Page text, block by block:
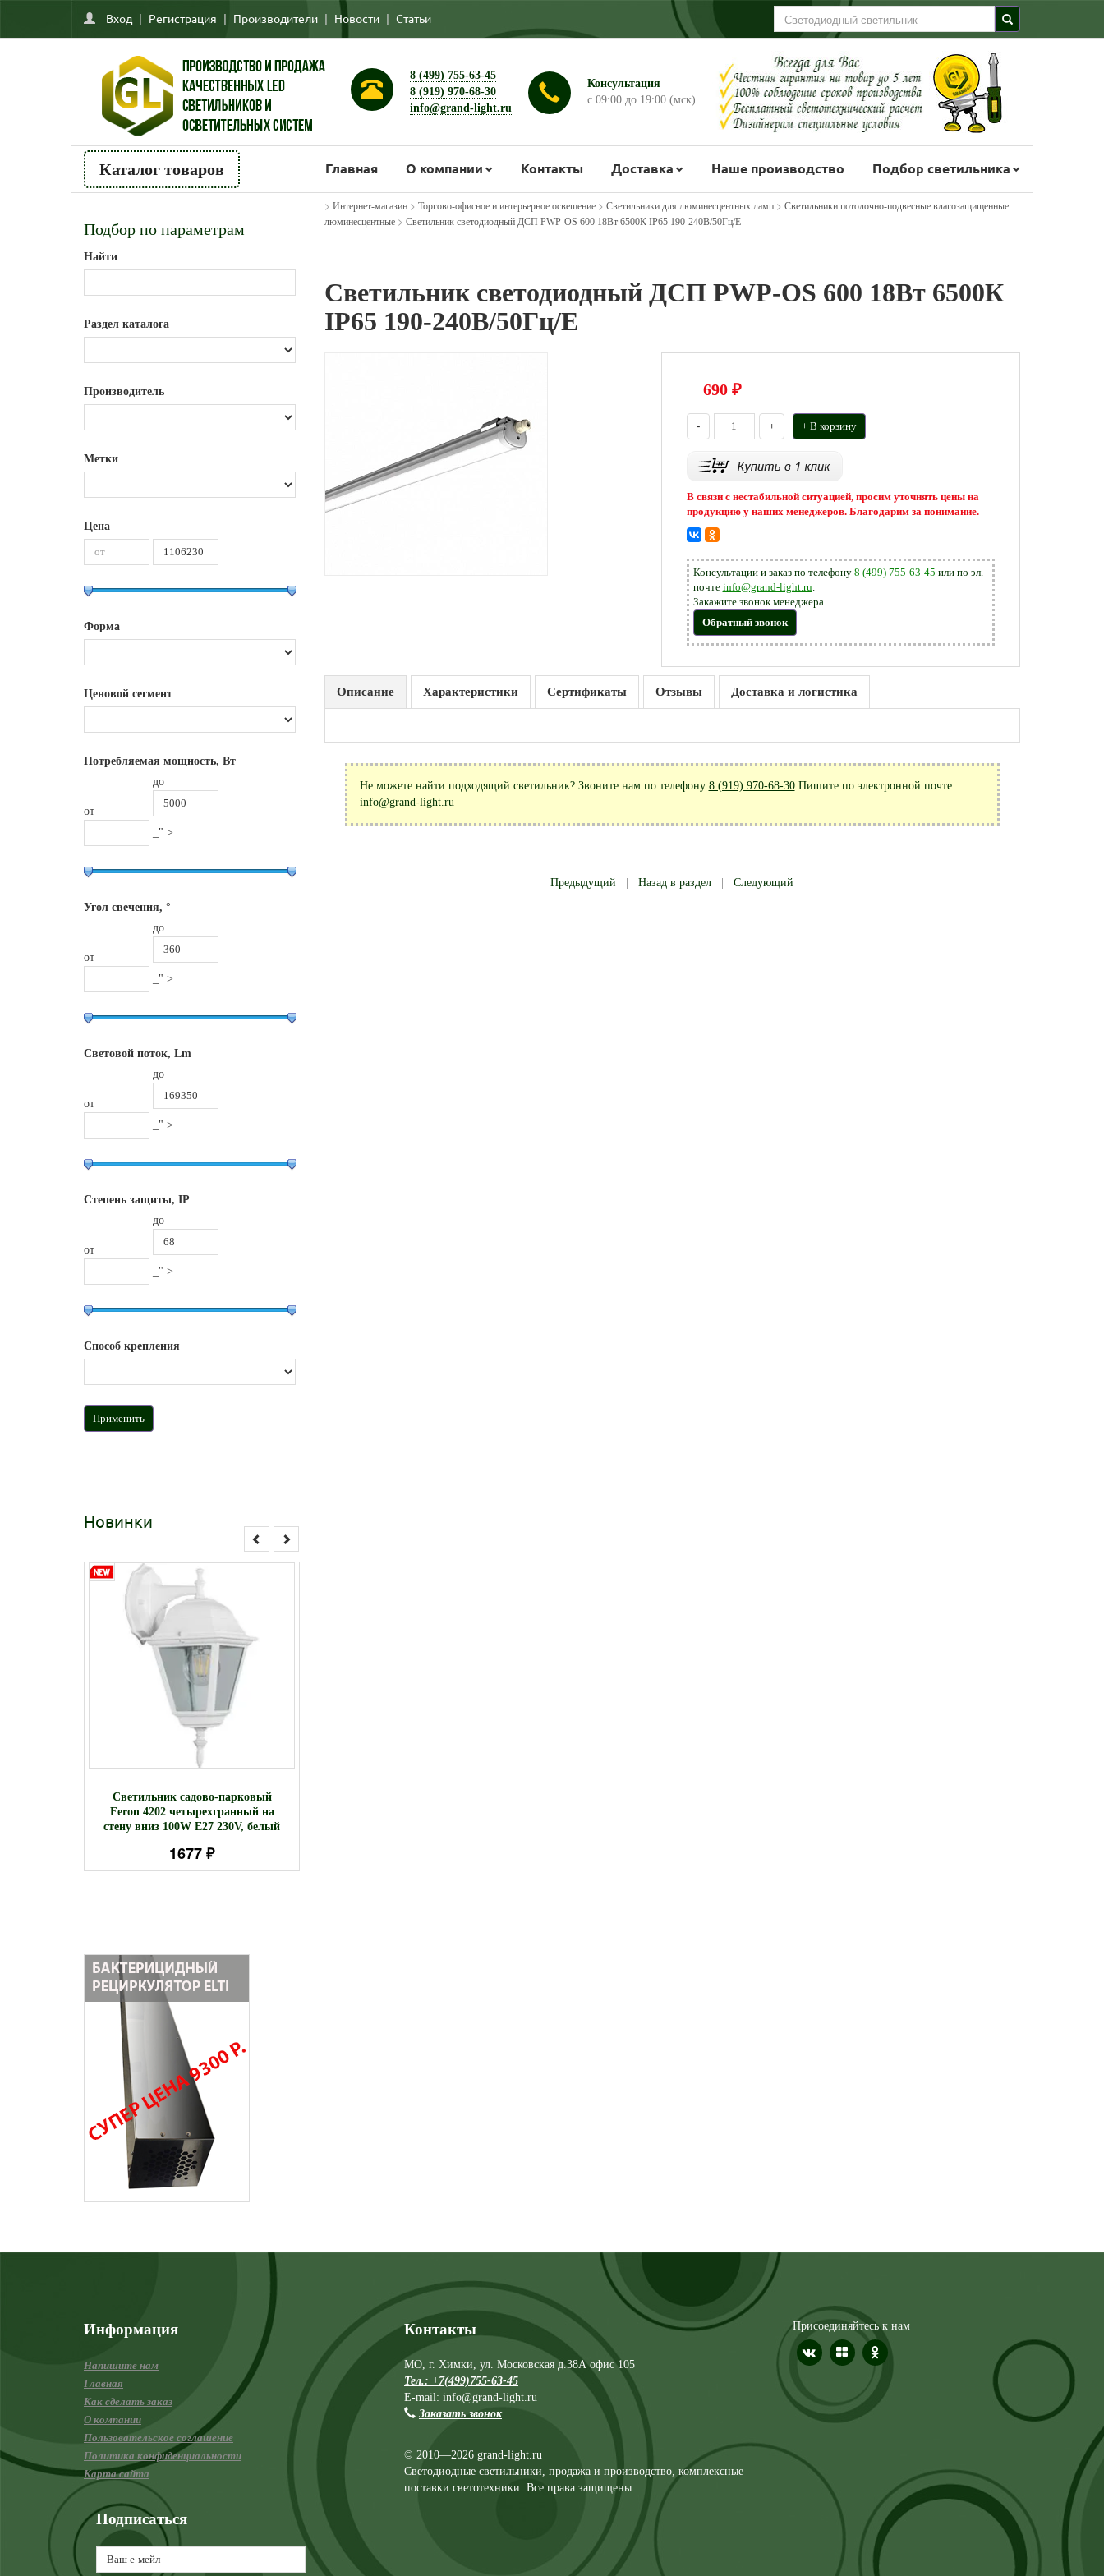
Вход | Регистрация | Производители | Новости | Статьи
8 (499) 755-63-45
8 (919) 970-68-30
info@grand-light.ru
Консультация
с 09:00 до 19:00 (мск)
Каталог товаров Главная О компании Контакты Доставка Наше производство Подбор светильника
Подбор по параметрам
Найти
Раздел каталога
Производитель
Метки
Цена
Форма
Ценовой сегмент
Потребляемая мощность, Вт
от
до
_" >
Угол свечения, °
от
до
_" >
Световой поток, Lm
от
до
_" >
Степень защиты, IP
от
до
_" >
Способ крепления
Новинки
Светильник садово-парковый
Feron 4202 четырехгранный на
стену вниз 100W E27 230V, белый
1677 ₽
> Интернет-магазин> Торгово-офисное и интерьерное освещение> Светильники для люминесцентных ламп> Светильники потолочно-подвесные влагозащищенные
люминесцентные> Светильник светодиодный ДСП PWP-OS 600 18Вт 6500К IP65 190-240В/50Гц/E
Светильник светодиодный ДСП PWP-OS 600 18Вт 6500К
IP65 190-240В/50Гц/E
690₽
- + + В корзину
В связи с нестабильной ситуацией, просим уточнять цены на
продукцию у наших менеджеров. Благодарим за понимание.
Консультации и заказ по телефону 8 (499) 755-63-45 или по эл.
почте info@grand-light.ru.
Закажите звонок менеджера
Обратный звонок
Описание Характеристики Сертификаты Отзывы Доставка и логистика
Не можете найти подходящий светильник? Звоните нам по телефону 8 (919) 970-68-30Пишите по электронной почте
info@grand-light.ru
Предыдущий |Назад в раздел |Следующий
Информация
Напишите нам
Главная
Как сделать заказ
О компании
Пользовательское соглашение
Политика конфиденциальности
Карта сайта
Контакты
МО, г. Химки, ул. Московская д.38А офис 105
Тел.: +7(499)755-63-45
E-mail: info@grand-light.ru
Заказать звонок
© 2010—2026 grand-light.ru
Светодиодные светильники, продажа и производство, комплексные
поставки светотехники. Все права защищены.
Присоединяйтесь к нам
Подписаться